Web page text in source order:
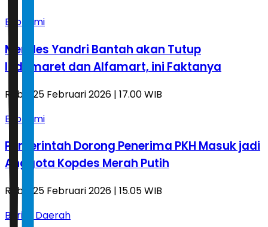
Ekonomi
Mendes Yandri Bantah akan Tutup
Indomaret dan Alfamart, ini Faktanya
Rabu, 25 Februari 2026 | 17.00 WIB
Ekonomi
Pemerintah Dorong Penerima PKH Masuk jadi
Anggota Kopdes Merah Putih
Rabu, 25 Februari 2026 | 15.05 WIB
Berita Daerah